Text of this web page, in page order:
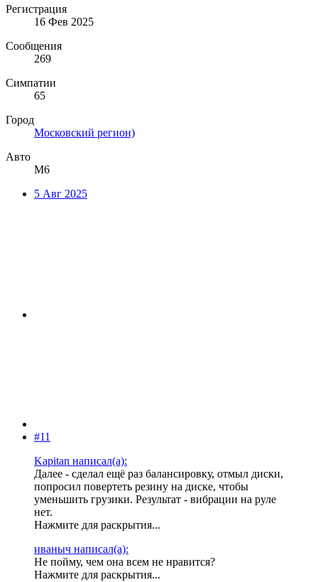
Регистрация
16 Фев 2025
Сообщения
269
Симпатии
65
Город
Московский регион)
Авто
М6
5 Авг 2025
#11
Kapitan написал(а):
Далее - сделал ещё раз балансировку, отмыл диски,
попросил повертеть резину на диске, чтобы
уменьшить грузики. Результат - вибрации на руле
нет.
Нажмите для раскрытия...
иваныч написал(а):
Не пойму, чем она всем не нравится?
Нажмите для раскрытия...